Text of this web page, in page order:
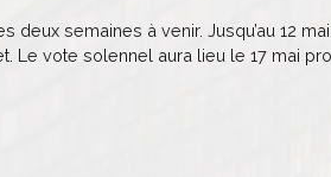
deux semaines à venir. Jusqu’au 12
Le vote solennel aura lieu le 17 mai